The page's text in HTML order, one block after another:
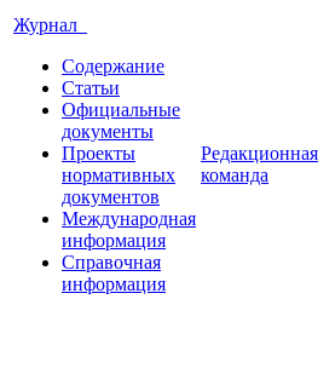
Журнал
Содержание
Статьи
Официальные
документы
Проекты
нормативных
документов
Международная
информация
Справочная
информация
Редакционная
команда